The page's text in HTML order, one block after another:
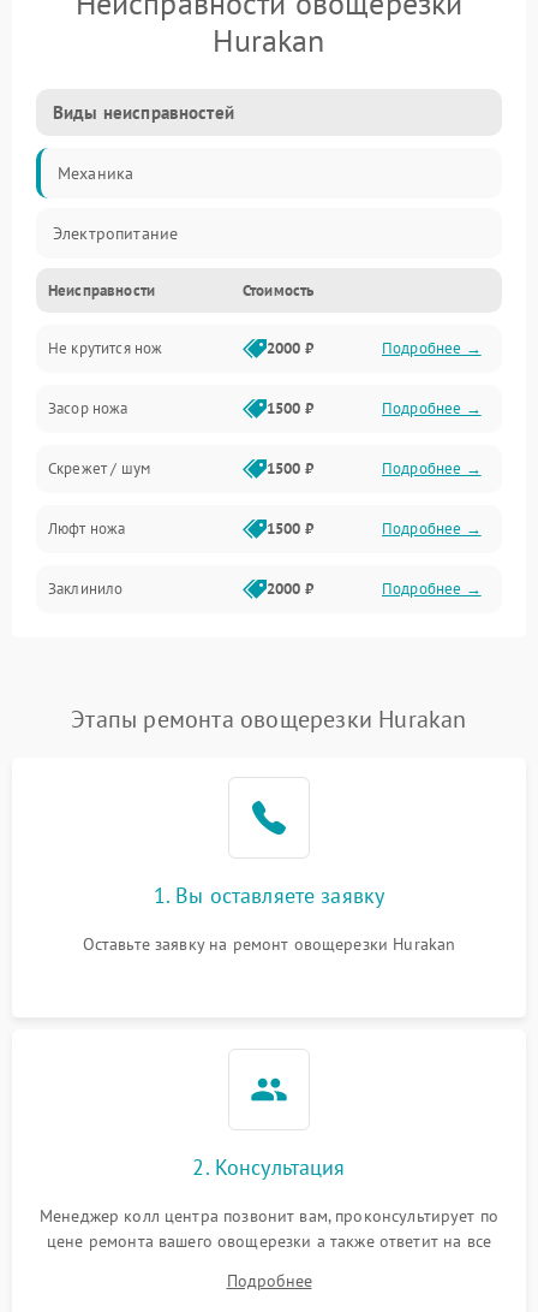
Hurakan
Виды неисправностей
Механика
Электропитание
Неисправности Стоимость
Не крутится нож 2000 ₽ Подробнее →
Засор ножа 1500 ₽ Подробнее →
Скрежет / шум 1500 ₽ Подробнее →
Люфт ножа 1500 ₽ Подробнее →
Заклинило 2000 ₽ Подробнее →
Этапы ремонта овощерезки Hurakan
1. Вы оставляете заявку
Оставьте заявку на ремонт овощерезки Hurakan
2. Консультация
Менеджер колл центра позвонит вам, проконсультирует по
цене ремонта вашего овощерезки а также ответит на все
Подробнее